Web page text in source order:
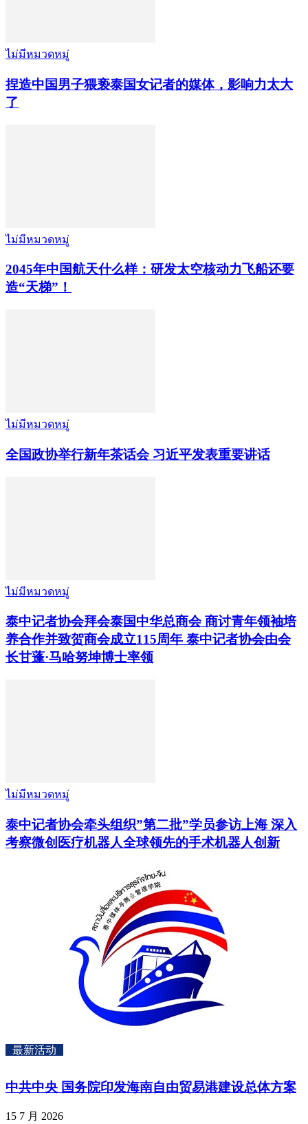
ไม่มีหมวดหมู่
捏造中国男子猥亵泰国女记者的媒体，影响力太大
了
ไม่มีหมวดหมู่
2045年中国航天什么样：研发太空核动力飞船还要
造“天梯”！
ไม่มีหมวดหมู่
全国政协举行新年茶话会 习近平发表重要讲话
ไม่มีหมวดหมู่
泰中记者协会拜会泰国中华总商会 商讨青年领袖培
养合作并致贺商会成立115周年 泰中记者协会由会
长甘蓬·马哈努坤博士率领
ไม่มีหมวดหมู่
泰中记者协会牵头组织”第二批”学员参访上海 深入
考察微创医疗机器人全球领先的手术机器人创新
最新活动
中共中央 国务院印发海南自由贸易港建设总体方案
15 7 月 2026